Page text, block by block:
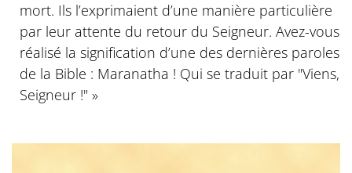
mort. Ils l’exprimaient d’une manière particulière
par leur attente du retour du Seigneur. Avez-vous
réalisé la signification d’une des dernières paroles
de la Bible : Maranatha ! Qui se traduit par "Viens,
Seigneur !" »